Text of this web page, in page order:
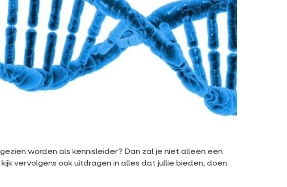
worden als kennisleider? Dan zal je niet alleen een
vervolgens ook uitdragen in alles dat jullie bieden, doen